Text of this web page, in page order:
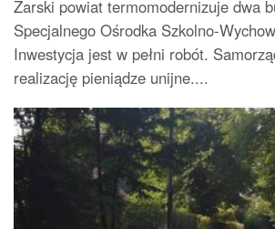
Żarski powiat termomodernizuje dwa
Specjalnego Ośrodka Szkolno-
Inwestycja jest w pełni robót.
realizację pieniądze unijne....